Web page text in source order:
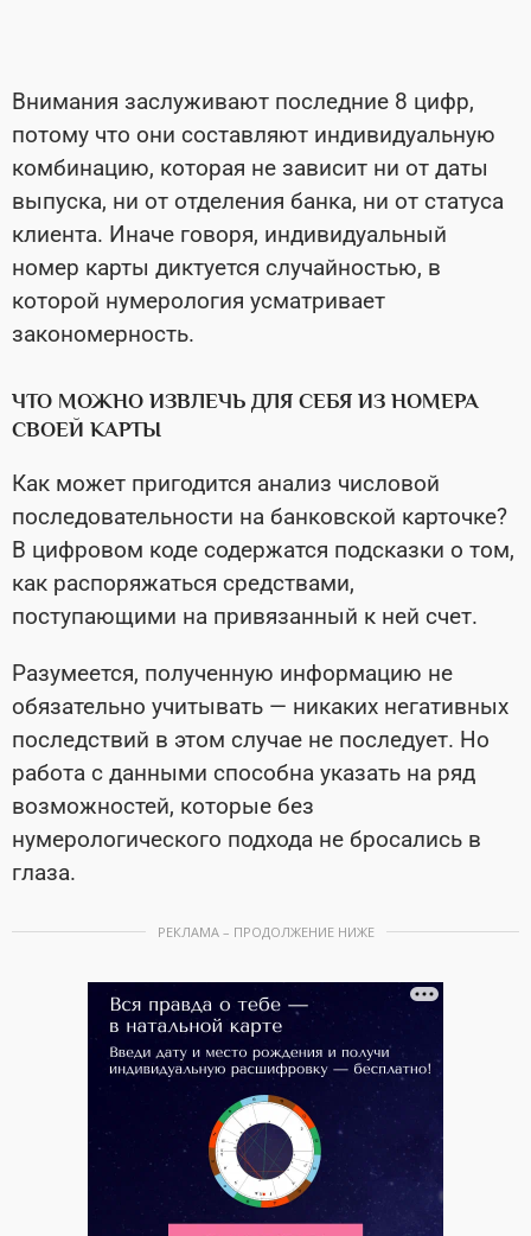
Внимания заслуживают последние 8 цифр,
потому что они составляют индивидуальную
комбинацию, которая не зависит ни от даты
выпуска, ни от отделения банка, ни от статуса
клиента. Иначе говоря, индивидуальный
номер карты диктуется случайностью, в
которой нумерология усматривает
закономерность.
ЧТО МОЖНО ИЗВЛЕЧЬ ДЛЯ СЕБЯ ИЗ НОМЕРА
СВОЕЙ КАРТЫ
Как может пригодится анализ числовой
последовательности на банковской карточке?
В цифровом коде содержатся подсказки о том,
как распоряжаться средствами,
поступающими на привязанный к ней счет.
Разумеется, полученную информацию не
обязательно учитывать — никаких негативных
последствий в этом случае не последует. Но
работа с данными способна указать на ряд
возможностей, которые без
нумерологического подхода не бросались в
глаза.
РЕКЛАМА – ПРОДОЛЖЕНИЕ НИЖЕ